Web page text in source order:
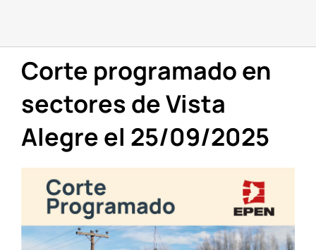
Corte programado en
sectores de Vista
Alegre el 25/09/2025